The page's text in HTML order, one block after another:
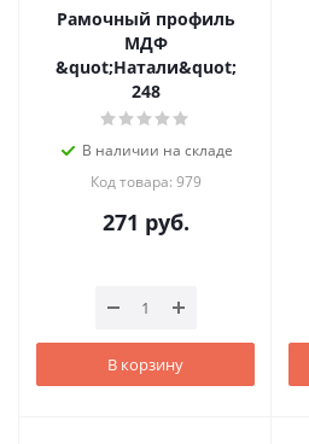
Рамочный профиль
МДФ
&quot;Натали&quot;
248
В наличии на складе
Код товара: 979
271 руб.
В корзину